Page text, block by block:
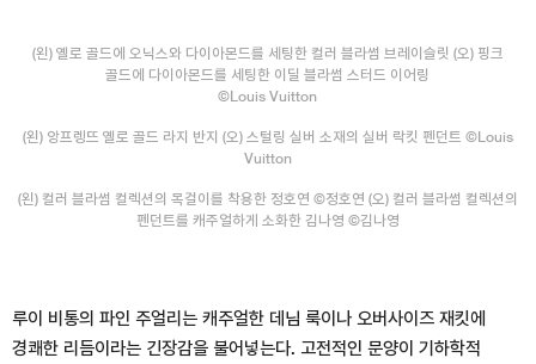
(왼) 옐로 골드에 오닉스와 다이아몬드를 세팅한 컬러 블라썸 브레이슬릿 (오) 핑크
골드에 다이아몬드를 세팅한 이딜 블라썸 스터드 이어링
©Louis Vuitton
(왼) 앙프렝뜨 옐로 골드 라지 반지 (오) 스털링 실버 소재의 실버 락킷 펜던트 ©Louis
Vuitton
(왼) 컬러 블라썸 컬렉션의 목걸이를 착용한 정호연 ©정호연 (오) 컬러 블라썸 컬렉션의
펜던트를 캐주얼하게 소화한 김나영 ©김나영
루이 비통의 파인 주얼리는 캐주얼한 데님 룩이나 오버사이즈 재킷에
경쾌한 리듬이라는 긴장감을 불어넣는다. 고전적인 문양이 기하학적